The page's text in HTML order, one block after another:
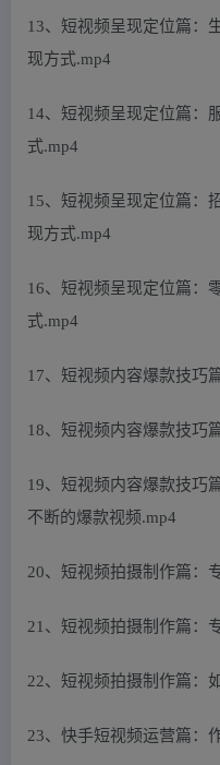
13、短视频呈现定位篇：
现方式.mp4
14、短视频呈现定位篇：
式.mp4
15、短视频呈现定位篇：
现方式.mp4
16、短视频呈现定位篇：
式.mp4
17、短视频内容爆款技巧
18、短视频内容爆款技巧
19、短视频内容爆款技巧
不断的爆款视频.mp4
20、短视频拍摄制作篇：
21、短视频拍摄制作篇：
22、短视频拍摄制作篇：
23、快手短视频运营篇：